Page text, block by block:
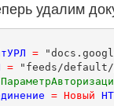
удалим
=
= "feeds/
= Новый